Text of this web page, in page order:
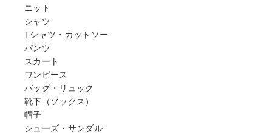
ニット
シャツ
Tシャツ・カットソー
パンツ
スカート
ワンピース
バッグ・リュック
靴下（ソックス）
帽子
シューズ・サンダル